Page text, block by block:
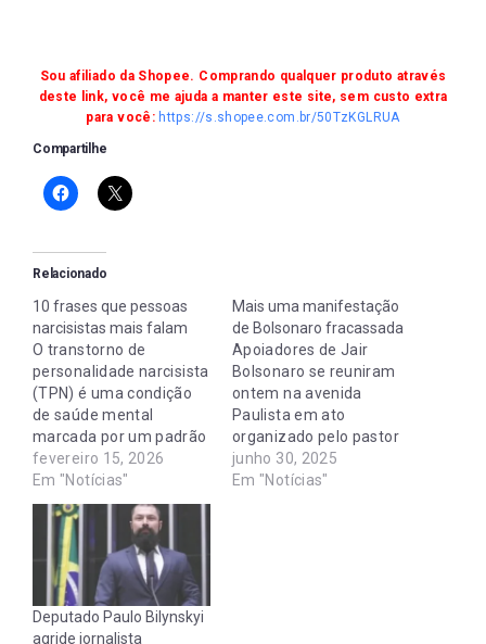
Sou afiliado da Shopee. Comprando qualquer produto através
deste link, você me ajuda a manter este site, sem custo extra
para você: https://s.shopee.com.br/50TzKGLRUA
Compartilhe
Relacionado
10 frases que pessoas
narcisistas mais falam
O transtorno de
personalidade narcisista
(TPN) é uma condição
de saúde mental
marcada por um padrão
de grandiosidade,
necessidade de
admiração e falta de
empatia. Indivíduos com
TPN superestimam suas
habilidades, exageram
conquistas e
desvalorizam outros
para manter uma
fevereiro 15, 2026
Em "Notícias"
Mais uma manifestação
de Bolsonaro fracassada
Apoiadores de Jair
Bolsonaro se reuniram
ontem na avenida
Paulista em ato
organizado pelo pastor
Silas Malafaia. O ato
atraiu 12 mil pessoas no
junho 30, 2025
Em "Notícias"
Deputado Paulo Bilynskyi
agride jornalista